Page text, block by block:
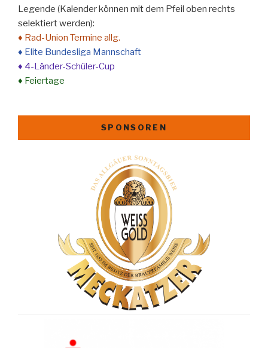
Legende (Kalender können mit dem Pfeil oben rechts
selektiert werden):
♦ Rad-Union Termine allg.
♦ Elite Bundesliga Mannschaft
♦ 4-Länder-Schüler-Cup
♦ Feiertage
SPONSOREN